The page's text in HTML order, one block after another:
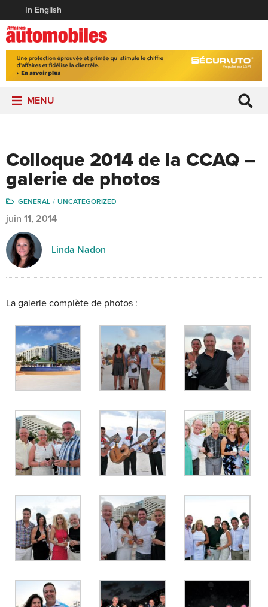
In English
MENU
Colloque 2014 de la CCAQ –
galerie de photos
GENERAL UNCATEGORIZED
juin 11, 2014
Linda Nadon
La galerie complète de photos :